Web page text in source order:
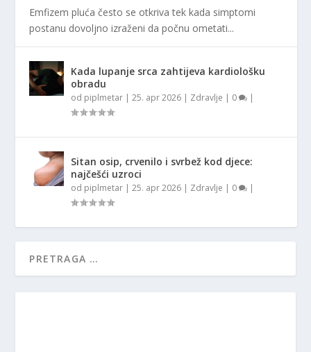
Emfizem pluća često se otkriva tek kada simptomi
postanu dovoljno izraženi da počnu ometati...
Kada lupanje srca zahtijeva kardiološku
obradu
od piplmetar |25. apr 2026 | Zdravlje | 0 |
Sitan osip, crvenilo i svrbež kod djece:
najčešći uzroci
od piplmetar |25. apr 2026 | Zdravlje | 0 |